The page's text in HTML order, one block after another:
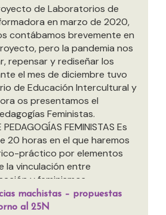
de Laboratorios de
en marzo de 2020,
contábamos brevemente en
pero la pandemia nos
repensar y rediseñar los
el mes de diciembre tuvo
de Educación Intercultural y
os presentamos el
Feministas.
FEMINISTAS Es
20 horas en el que haremos
práctico por elementos
la vinculación entre
y feminismos
gratuita. Fechas: 20,
4, 6, 10, 11, 14 y 18 de mayo.
machistas – propuestas
al 25N